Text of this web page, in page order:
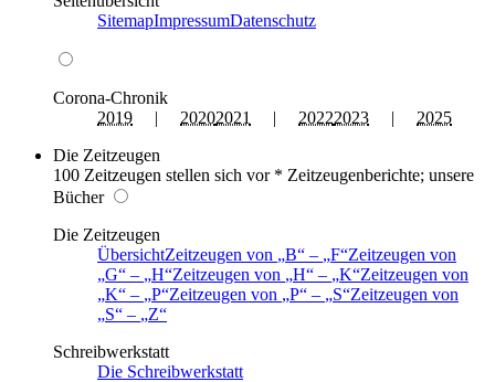
SitemapImpressumDatenschutz
Corona-Chronik
2019 | 20202021 | 20222023 | 2025
Die Zeitzeugen
100 Zeitzeugen stellen sich vor * Zeitzeugenberichte; unsere
Bücher
Die Zeitzeugen
ÜbersichtZeitzeugen von B – F Zeitzeugen von
G
– H Zeitzeugen von H – K Zeitzeugen von
K
– P Zeitzeugen von P – S Zeitzeugen von
S
–
Z
Schreibwerkstatt
Die Schreibwerkstatt